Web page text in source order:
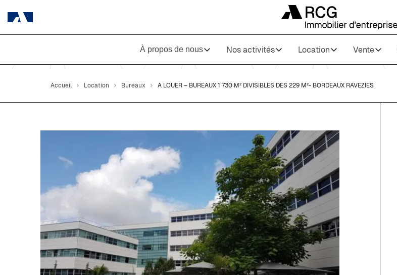
À propos de nous Nos activités Location Vente
Accueil Location Bureaux A LOUER – BUREAUX 1 730 M² DIVISIBLES DES 229 M²- BORDEAUX RAVEZIES